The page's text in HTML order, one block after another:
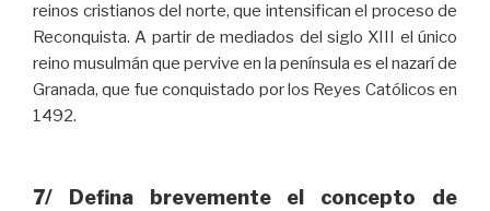
reinos cristianos del norte, que intensifican el proceso de
Reconquista. A partir de mediados del siglo XIII el único
reino musulmán que pervive en la península es el nazarí de
Granada, que fue conquistado por los Reyes Católicos en
1492.
7/ Defina brevemente el concepto de